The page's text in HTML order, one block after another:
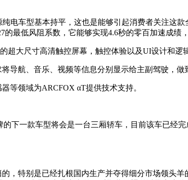
电车型基本持平，这也是能够引起消费者关注这
最低风阻系数，它能够实现4.6秒的零百加速成绩
大尺寸高清触控屏幕，触控体验以及UI设计和逻
航、音乐、视频等信息分别显示给主副驾驶，做
等领域为ARCFOX αT提供技术支持。
下一款车型将会是一台三厢轿车，目前该车已经
，特别是已经扎根国内生产并夺得细分市场领头